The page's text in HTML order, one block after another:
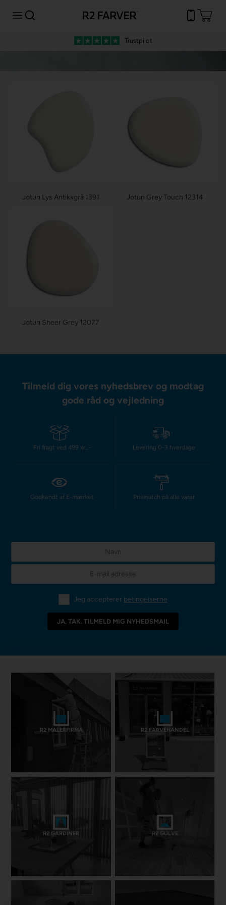
Trustpilot
Jotun Lys Antikkgrå 1391 Jotun Grey Touch 12314
Jotun Sheer Grey 12077
Tilmeld dig vores nyhedsbrev og modtag
gode råd og vejledning
Fri fragt ved 499 kr.,- Levering 0-3 hverdage
Godkendt af E-mærket Prismatch på alle varer
Jeg accepterer betingelserne
R2 MALERFIRMA R2 FARVEHANDEL
R2 GARDINER R2 GULVE